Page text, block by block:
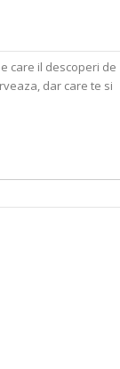
care il descoperi de
dar care te si